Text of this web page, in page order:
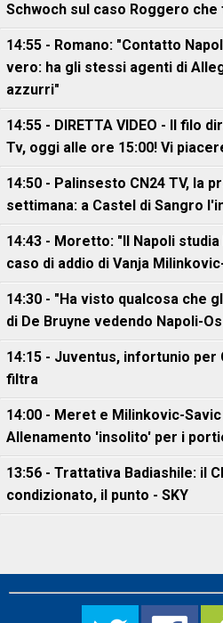
Schwoch sul caso Roggero
14:55 - Romano: "Contatto
vero: ha gli stessi agenti di
azzurri"
14:55 - DIRETTA VIDEO - Il filo
Tv, oggi alle ore 15:00! Vi
14:50 - Palinsesto CN24 TV, la
settimana: a Castel di Sangro
14:43 - Moretto: "Il Napoli
caso di addio di Vanja
14:30 - "Ha visto qualcosa che
di De Bruyne vedendo Napoli-
14:15 - Juventus, infortunio per
filtra
14:00 - Meret e Milinkovic-
Allenamento 'insolito' per i
13:56 - Trattativa Badiashile: il
condizionato, il punto - SKY